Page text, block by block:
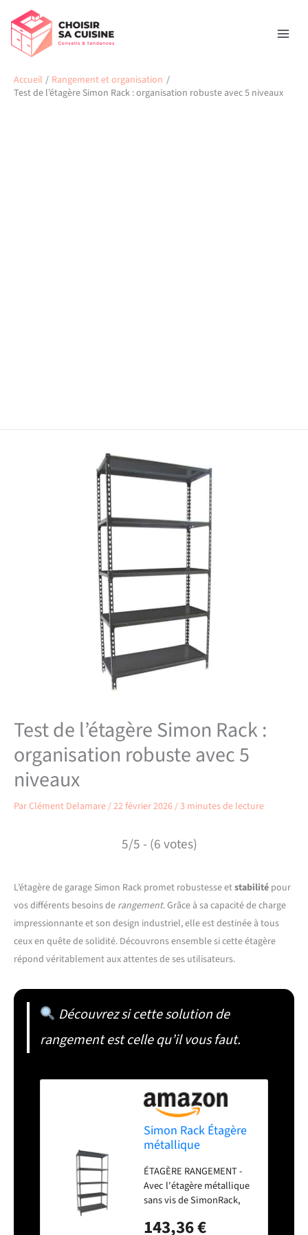
contenu
Accueil
Rangement et organisation
Test de l’étagère Simon Rack : organisation robuste avec 5 niveaux
Test de l’étagère Simon Rack :
organisation robuste avec 5
niveaux
ParClément Delamare/22 février 2026/3 minutes de lecture
5/5 - (6 votes)
L’étagère de garage Simon Rack promet robustesse etstabilité pour
vos différents besoins de rangement. Grâce à sa capacité de charge
impressionnante et son design industriel, elle est destinée à tous
ceux en quête de solidité. Découvrons ensemble si cette étagère
répond véritablement aux attentes de ses utilisateurs.
Découvrez si cette solution de
rangement est celle qu’il vous faut.
Simon Rack Étagère
métallique
Simonclick
ÉTAGÈRE RANGEMENT -
Avec l'étagère métallique
sans vis de SimonRack,
son système de montage
143,36 €
Rechercher